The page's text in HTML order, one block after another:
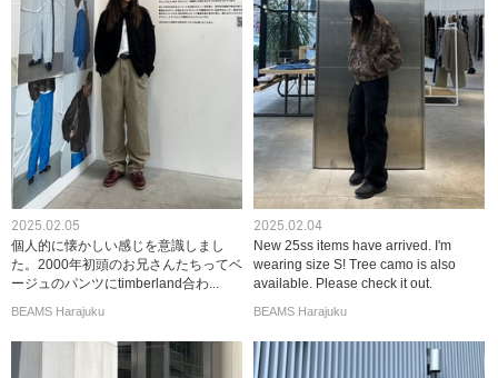
2025.02.05
個人的に懐かしい感じを意識しまし
た。2000年初頭のお兄さんたちってベ
ージュのパンツにtimberland合わ...
BEAMS Harajuku
2025.02.04
New 25ss items have arrived. I'm
wearing size S! Tree camo is also
available. Please check it out.
BEAMS Harajuku